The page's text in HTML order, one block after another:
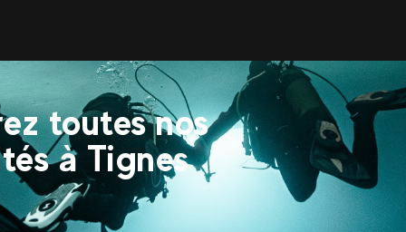
toutes nos
à Tignes